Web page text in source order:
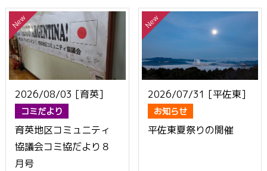
2026/08/03 [育英]
コミだより
育英地区コミュニティ
協議会コミ協だより８
月号
2026/07/31 [平佐東]
お知らせ
平佐東夏祭りの開催